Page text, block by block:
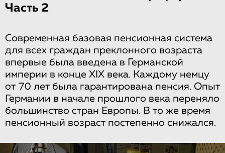
Часть 2
Современная базовая пенсионная система
для всех граждан преклонного возраста
впервые была введена в Германской
империи в конце XIX века. Каждому немцу
от 70 лет была гарантирована пенсия. Опыт
Германии в начале прошлого века переняло
большинство стран Европы. В то же время
пенсионный возраст постепенно снижался.